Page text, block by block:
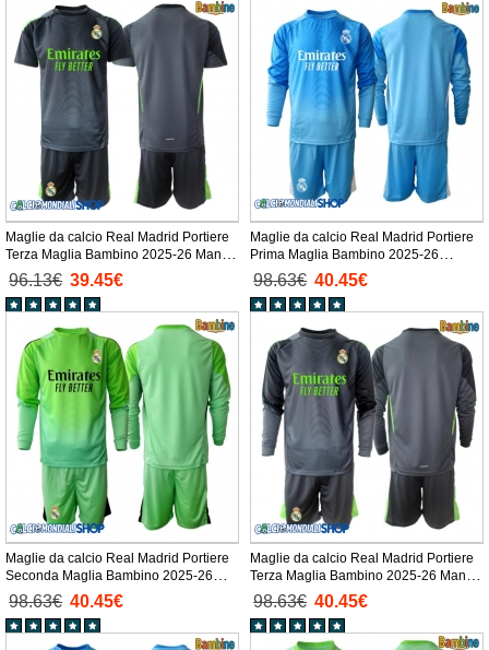
Maglie da calcio Real Madrid Portiere
Terza Maglia Bambino 2025-26 Manica
Corta + Pantaloni corti)
96.13€ 39.45€
Maglie da calcio Real Madrid Portiere
Prima Maglia Bambino 2025-26
Manica Lunga + Pantaloni corti)
98.63€ 40.45€
Maglie da calcio Real Madrid Portiere
Seconda Maglia Bambino 2025-26
Manica Lunga + Pantaloni corti)
98.63€ 40.45€
Maglie da calcio Real Madrid Portiere
Terza Maglia Bambino 2025-26 Manica
Lunga + Pantaloni corti)
98.63€ 40.45€